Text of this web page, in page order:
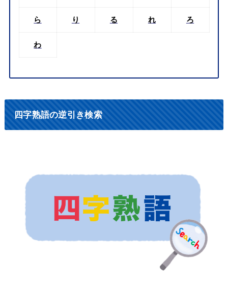
ら り る れ ろ
わ
四字熟語の逆引き検索